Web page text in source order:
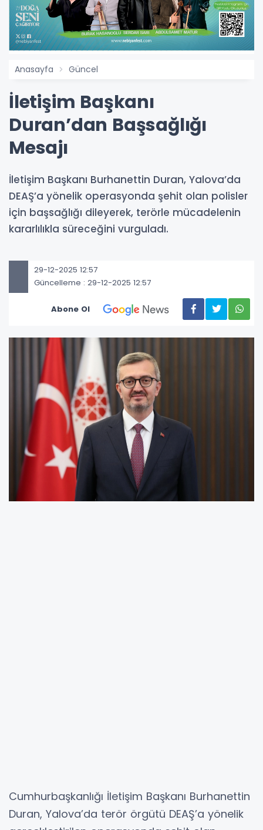
Anasayfa Güncel
İletişim Başkanı
Duran’dan Başsağlığı
Mesajı
İletişim Başkanı Burhanettin Duran, Yalova’da
DEAŞ’a yönelik operasyonda şehit olan polisler
için başsağlığı dileyerek, terörle mücadelenin
kararlılıkla süreceğini vurguladı.
29-12-2025 12:57
Güncelleme : 29-12-2025 12:57
Abone Ol
Cumhurbaşkanlığı İletişim Başkanı Burhanettin
Duran, Yalova’da terör örgütü DEAŞ’a yönelik